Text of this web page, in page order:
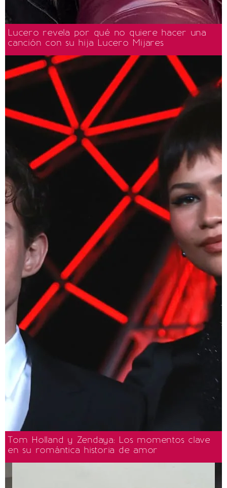
Lucero revela por qué no quiere hacer una
canción con su hija Lucero Mijares
Tom Holland y Zendaya: Los momentos clave
en su romántica historia de amor